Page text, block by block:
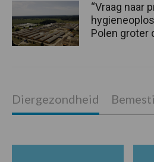
“Vraag naar
Polen groter
Diergezondheid